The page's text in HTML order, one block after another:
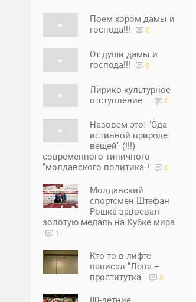
Поем хором дамы и
господа!!!
0
От души дамы и
господа!!!
0
Лирико-культурное
отступление...
0
Назовем это: "Ода
истинной природе
вещей" (!!!)
современного типичного
"молдавского политика"!
0
Молдавский
спортсмен Штефан
Рошка завоевал
золотую медаль на Кубке мира
1
Кто-то в лифте
написал "Лена –
проститутка"
0